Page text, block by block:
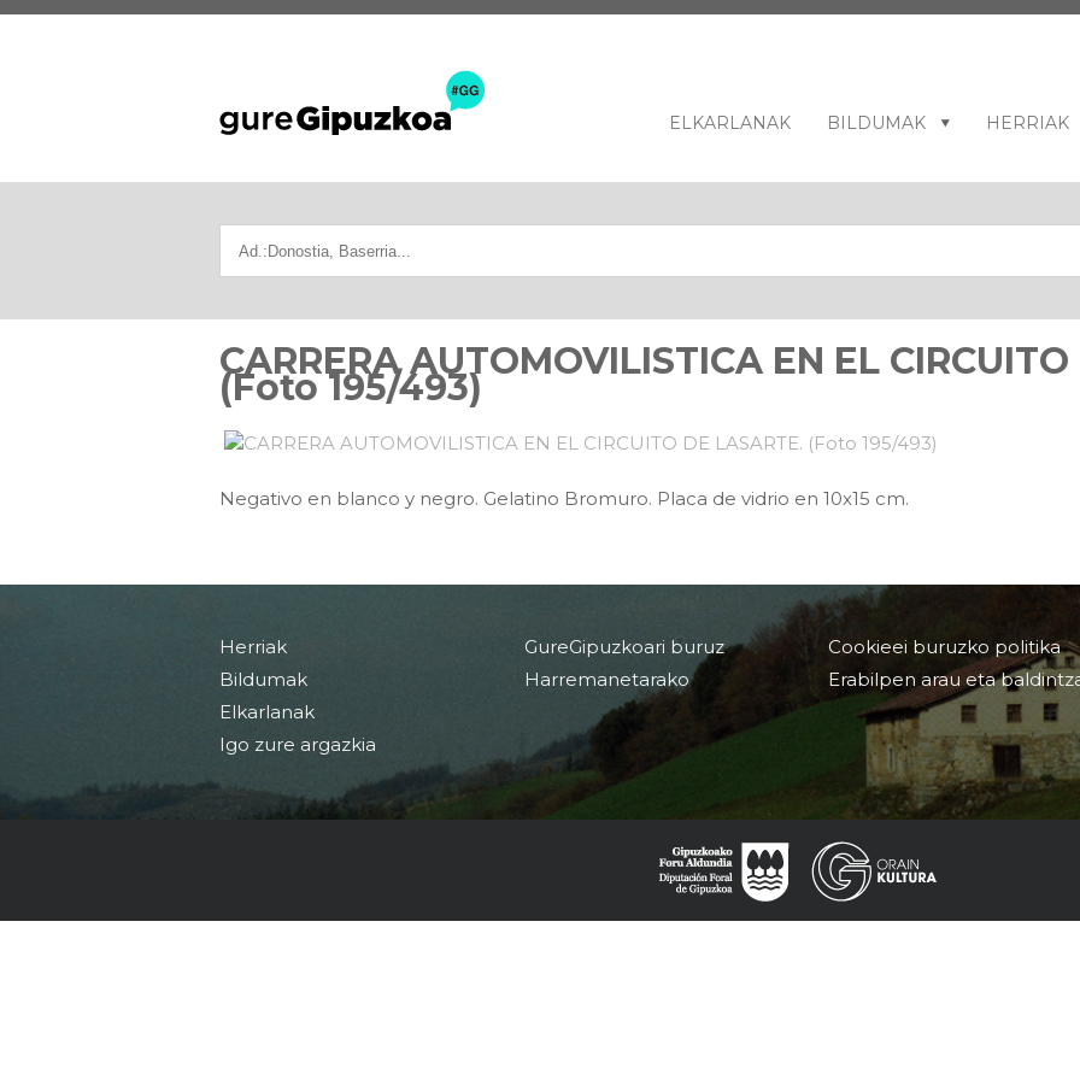
ELKARLANAK BILDUMAK HERRIAK
CARRERA AUTOMOVILISTICA EN EL
(Foto 195/493)
Negativo en blanco y negro. Gelatino Bromuro. Placa de vidrio en 10x15 cm.
Herriak
Bildumak
Elkarlanak
Igo zure argazkia
GureGipuzkoari buruz
Harremanetarako
Cookieei buruzko politika
Erabilpen arau eta